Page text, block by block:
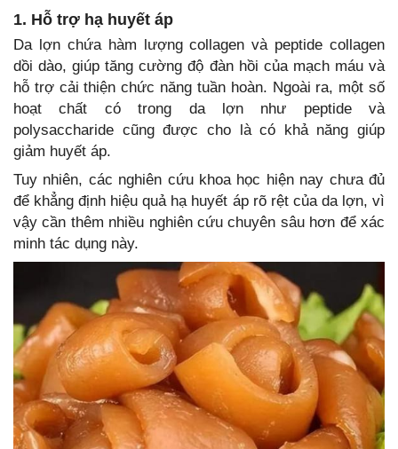
1. Hỗ trợ hạ huyết áp
Da lợn chứa hàm lượng collagen và peptide collagen
dồi dào, giúp tăng cường độ đàn hồi của mạch máu và
hỗ trợ cải thiện chức năng tuần hoàn. Ngoài ra, một số
hoạt chất có trong da lợn như peptide và
polysaccharide cũng được cho là có khả năng giúp
giảm huyết áp.
Tuy nhiên, các nghiên cứu khoa học hiện nay chưa đủ
để khẳng định hiệu quả hạ huyết áp rõ rệt của da lợn, vì
vậy cần thêm nhiều nghiên cứu chuyên sâu hơn để xác
minh tác dụng này.